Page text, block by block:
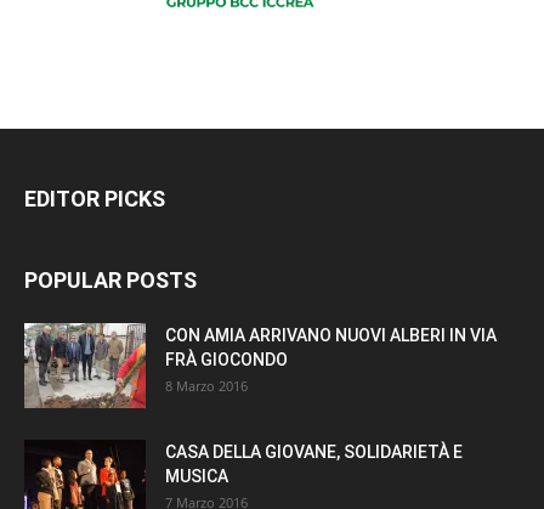
EDITOR PICKS
POPULAR POSTS
CON AMIA ARRIVANO NUOVI ALBERI IN VIA
FRÀ GIOCONDO
8 Marzo 2016
CASA DELLA GIOVANE, SOLIDARIETÀ E
MUSICA
7 Marzo 2016